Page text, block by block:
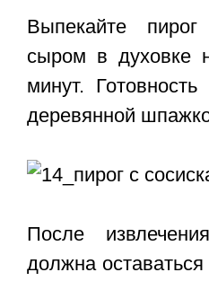
Выпекайте
сыром в духовке
минут. Готовность
деревянной
После
должна